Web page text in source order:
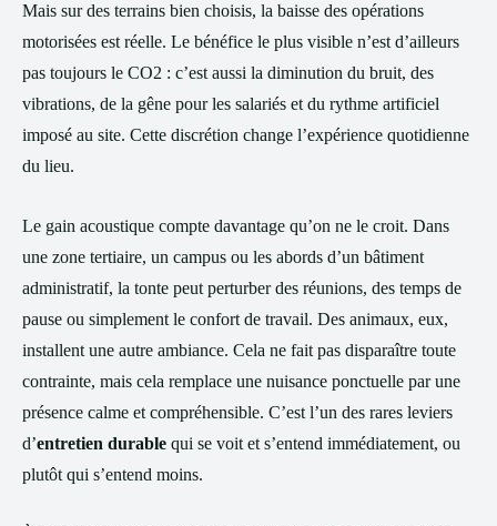
Mais sur des terrains bien choisis, la baisse des opérations
motorisées est réelle. Le bénéfice le plus visible n’est d’ailleurs
pas toujours le CO2 : c’est aussi la diminution du bruit, des
vibrations, de la gêne pour les salariés et du rythme artificiel
imposé au site. Cette discrétion change l’expérience quotidienne
du lieu.
Le gain acoustique compte davantage qu’on ne le croit. Dans
une zone tertiaire, un campus ou les abords d’un bâtiment
administratif, la tonte peut perturber des réunions, des temps de
pause ou simplement le confort de travail. Des animaux, eux,
installent une autre ambiance. Cela ne fait pas disparaître toute
contrainte, mais cela remplace une nuisance ponctuelle par une
présence calme et compréhensible. C’est l’un des rares leviers
d’entretien durable qui se voit et s’entend immédiatement, ou
plutôt qui s’entend moins.